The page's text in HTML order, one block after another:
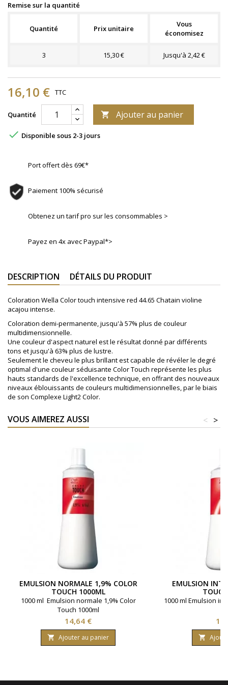
Remise sur la quantité
Quantité Prix unitaire
Vous
économisez
3 15,30 € Jusqu'à 2,42 €
16,10 € TTC
Quantité  Ajouter au panier
 Disponible sous 2-3 jours
Port offert dès 69€*
Paiement 100% sécurisé
Obtenez un tarif pro sur les consommables >
Payez en 4x avec Paypal*>
DESCRIPTION DÉTAILS DU PRODUIT
Coloration Wella Color touch intensive red 44.65 Chatain violine
acajou intense.
Coloration demi-permanente, jusqu'à 57% plus de couleur
multidimensionnelle.
Une couleur d'aspect naturel est le résultat donné par différents
tons et jusqu'à 63% plus de lustre.
Seulement le cheveu le plus brillant est capable de révéler le degré
optimal d'une couleur séduisante Color Touch représente les plus
hauts standards de l'excellence technique, en offrant des nouveaux
niveaux éblouissants de couleurs multidimensionnelles, par le biais
de son Complexe Light2 Color.
VOUS AIMEREZ AUSSI >
<
EMULSION NORMALE 1,9% COLOR
TOUCH 1000ML
1000 ml Emulsion normale 1,9% Color
Touch 1000ml
Prix
14,64 €
 Ajouter au panier
EMULSION
1000 ml Emulsion
